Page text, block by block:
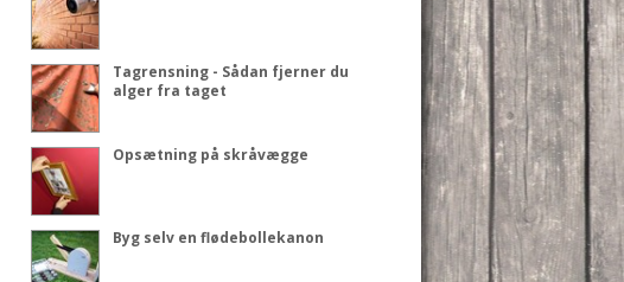
Tagrensning - Sådan fjerner du
alger fra taget
Opsætning på skråvægge
Byg selv en flødebollekanon